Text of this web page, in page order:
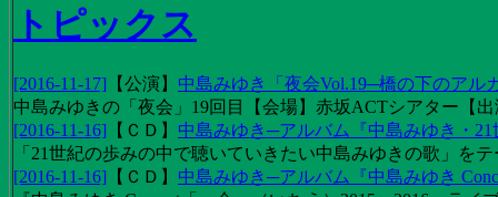
トピックス
[2016-11-17] 【公演】 中島みゆき「夜会Vol.19─橋の下のアル
中島みゆきの「夜会」19回目【会場】赤坂ACTシアター【
[2016-11-16] 【 ＣＤ 】 中島みゆき─アルバム『中島みゆき・
「21世紀の歩みの中で聴いていきたい中島みゆきの歌」を
[2016-11-16] 【 ＣＤ 】 中島みゆき─アルバム『中島みゆき